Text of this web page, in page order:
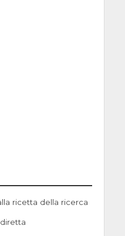
ricetta della ricerca